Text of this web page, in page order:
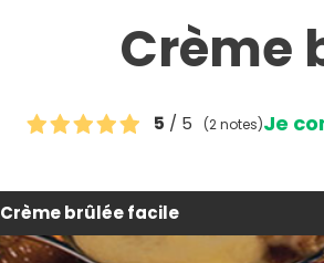
Crème
5 / 5 (2 notes)Je
Crème brûlée facile